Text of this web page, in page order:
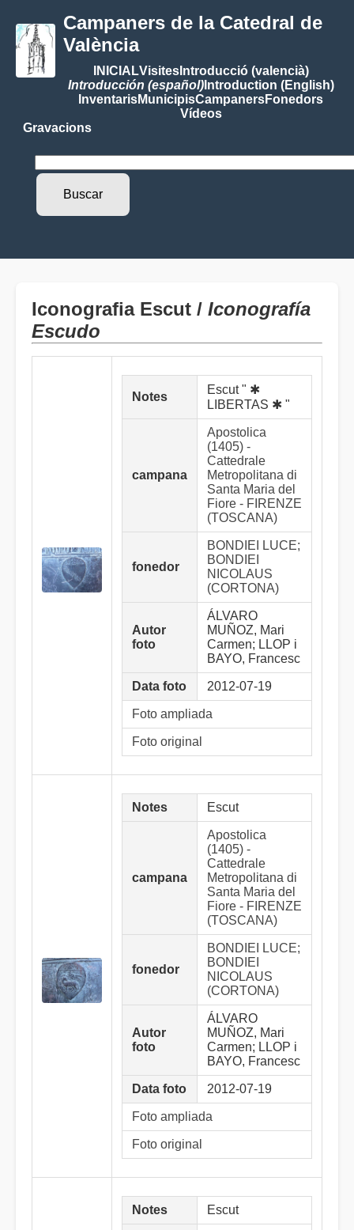
Campaners de la Catedral de
València
INICIALVisitesIntroducció (valencià)
Introducción (español)Introduction (English)
InventarisMunicipisCampanersFonedors
Vídeos
Gravacions
Iconografia Escut / Iconografía
Escudo
Notes
Escut " ✱
LIBERTAS ✱ "
campana
Apostolica
(1405) -
Cattedrale
Metropolitana di
Santa Maria del
Fiore - FIRENZE
(TOSCANA)
fonedor
BONDIEI LUCE;
BONDIEI
NICOLAUS
(CORTONA)
Autor
foto
ÁLVARO
MUÑOZ, Mari
Carmen; LLOP i
BAYO, Francesc
Data foto 2012-07-19
Foto ampliada
Foto original
Notes Escut
campana
Apostolica
(1405) -
Cattedrale
Metropolitana di
Santa Maria del
Fiore - FIRENZE
(TOSCANA)
fonedor
BONDIEI LUCE;
BONDIEI
NICOLAUS
(CORTONA)
Autor
foto
ÁLVARO
MUÑOZ, Mari
Carmen; LLOP i
BAYO, Francesc
Data foto 2012-07-19
Foto ampliada
Foto original
Notes Escut